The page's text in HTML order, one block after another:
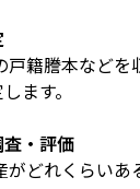
戸籍謄本などを
ます。
・評価
がどれくらい